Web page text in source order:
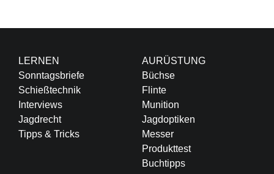
LERNEN
Sonntagsbriefe
Schießtechnik
Interviews
Jagdrecht
Tipps & Tricks
AURÜSTUNG
Büchse
Flinte
Munition
Jagdoptiken
Messer
Produkttest
Buchtipps